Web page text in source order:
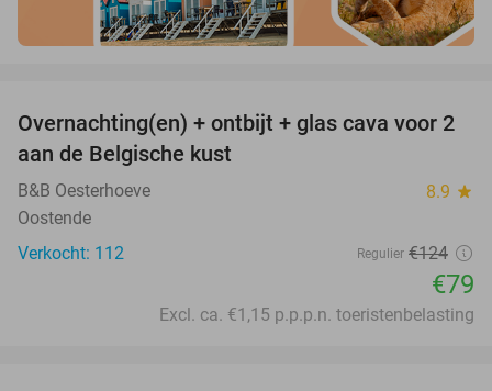
36%
Overnachting(en) + ontbijt + glas cava voor 2
aan de Belgische kust
B&B Oesterhoeve 8.9 star
Oostende
Verkocht: 112
Regulier €124
€79
Excl. ca. €1,15 p.p.p.n. toeristenbelasting